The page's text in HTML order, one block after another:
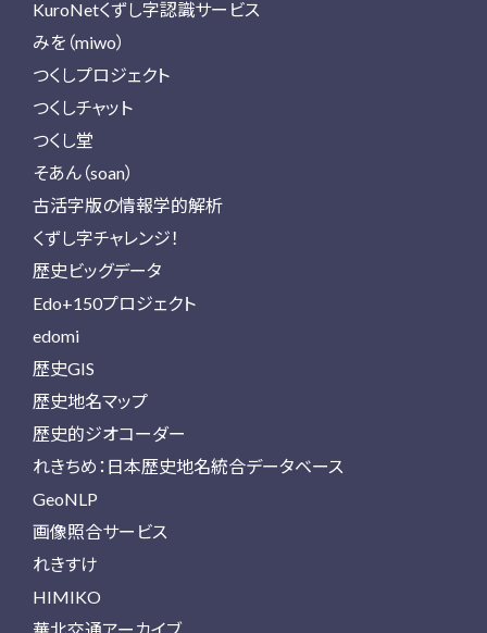
KuroNetくずし字認識サービス
みを（miwo）
つくしプロジェクト
つくしチャット
つくし堂
そあん（soan）
古活字版の情報学的解析
くずし字チャレンジ！
歴史ビッグデータ
Edo+150プロジェクト
edomi
歴史GIS
歴史地名マップ
歴史的ジオコーダー
れきちめ：日本歴史地名統合データベース
GeoNLP
画像照合サービス
れきすけ
HIMIKO